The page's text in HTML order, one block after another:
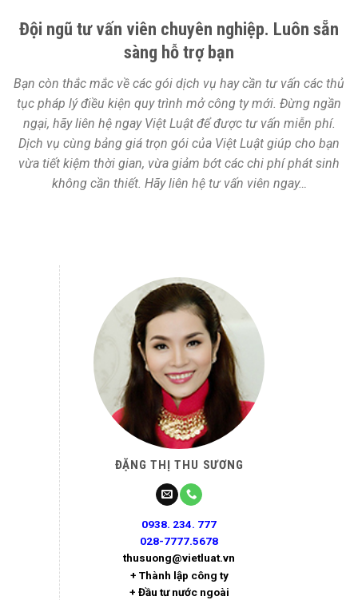
Đội ngũ tư vấn viên chuyên nghiệp. Luôn sẵn
sàng hỗ trợ bạn
Bạn còn thắc mắc về các gói dịch vụ hay cần tư vấn các thủ
tục pháp lý điều kiện quy trình mở công ty mới. Đừng ngần
ngại, hãy liên hệ ngay Việt Luật để được tư vấn miễn phí.
Dịch vụ cùng bảng giá trọn gói của Việt Luật giúp cho bạn
vừa tiết kiệm thời gian, vừa giảm bớt các chi phí phát sinh
không cần thiết. Hãy liên hệ tư vấn viên ngay…
ĐẶNG THỊ THU SƯƠNG
0938. 234. 777
028-7777.5678
thusuong@vietluat.vn
+ Thành lập công ty
+ Đầu tư nước ngoài